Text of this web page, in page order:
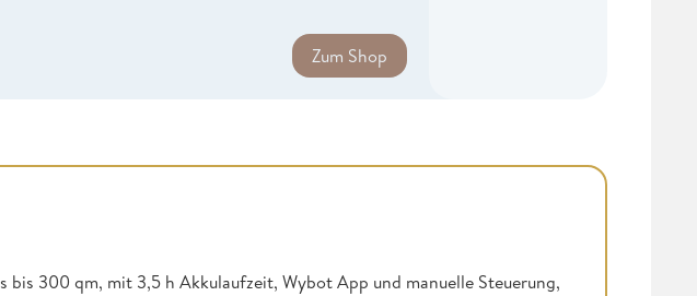
Zum Shop
bis 300 qm, mit 3,5 h Akkulaufzeit, Wybot App und manuelle Steuerung,